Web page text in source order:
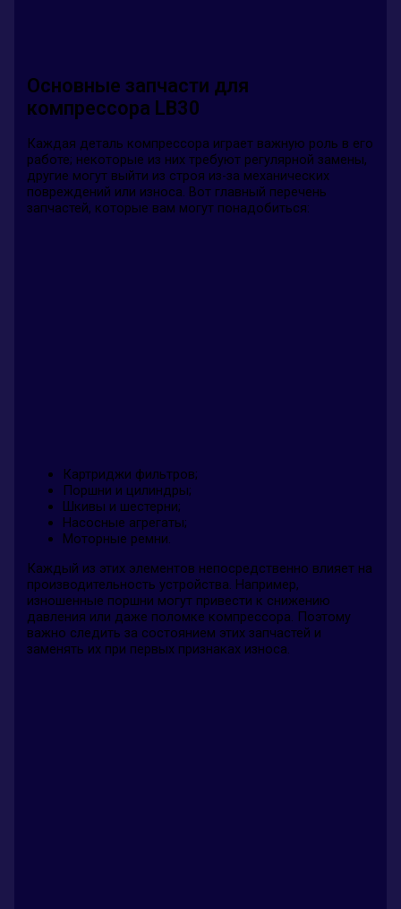
Основные запчасти для
компрессора LB30
Каждая деталь компрессора играет важную роль в его
работе; некоторые из них требуют регулярной замены,
другие могут выйти из строя из-за механических
повреждений или износа. Вот главный перечень
запчастей, которые вам могут понадобиться:
Картриджи фильтров;
Поршни и цилиндры;
Шкивы и шестерни;
Насосные агрегаты;
Моторные ремни.
Каждый из этих элементов непосредственно влияет на
производительность устройства. Например,
изношенные поршни могут привести к снижению
давления или даже поломке компрессора. Поэтому
важно следить за состоянием этих запчастей и
заменять их при первых признаках износа.